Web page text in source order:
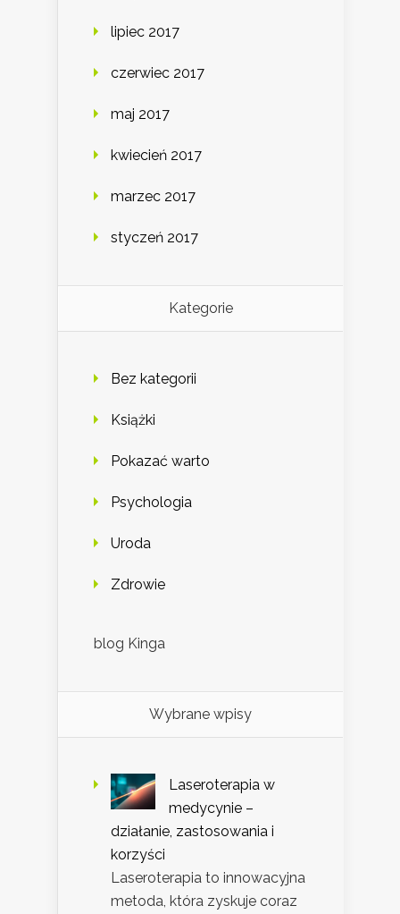
lipiec 2017
czerwiec 2017
maj 2017
kwiecień 2017
marzec 2017
styczeń 2017
Kategorie
Bez kategorii
Książki
Pokazać warto
Psychologia
Uroda
Zdrowie
blog Kinga
Wybrane wpisy
Laseroterapia w
medycynie –
działanie, zastosowania i
korzyści
Laseroterapia to innowacyjna
metoda, która zyskuje coraz